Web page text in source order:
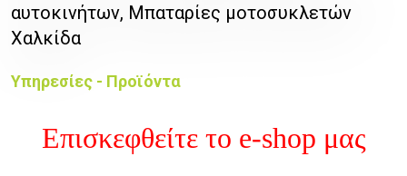
αυτοκινήτων, Μπαταρίες μοτοσυκλετών
Χαλκίδα
Υπηρεσίες - Προϊόντα
Επισκεφθείτε το e-shop μας